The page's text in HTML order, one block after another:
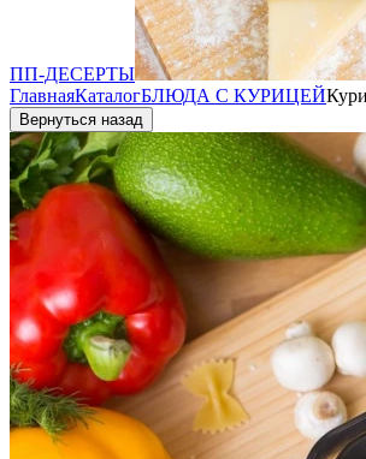
ПП-ДЕСЕРТЫ
ГлавнаяКаталогБЛЮДА С КУРИЦЕЙ
Вернуться назад